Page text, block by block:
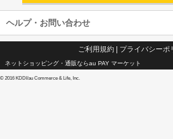
ヘルプ・お問い合わせ
ご利用規約| プライバシーポ
ネットショッピング・通販ならau PAY マーケット
© 2016 KDDI/au Commerce & Life, Inc.